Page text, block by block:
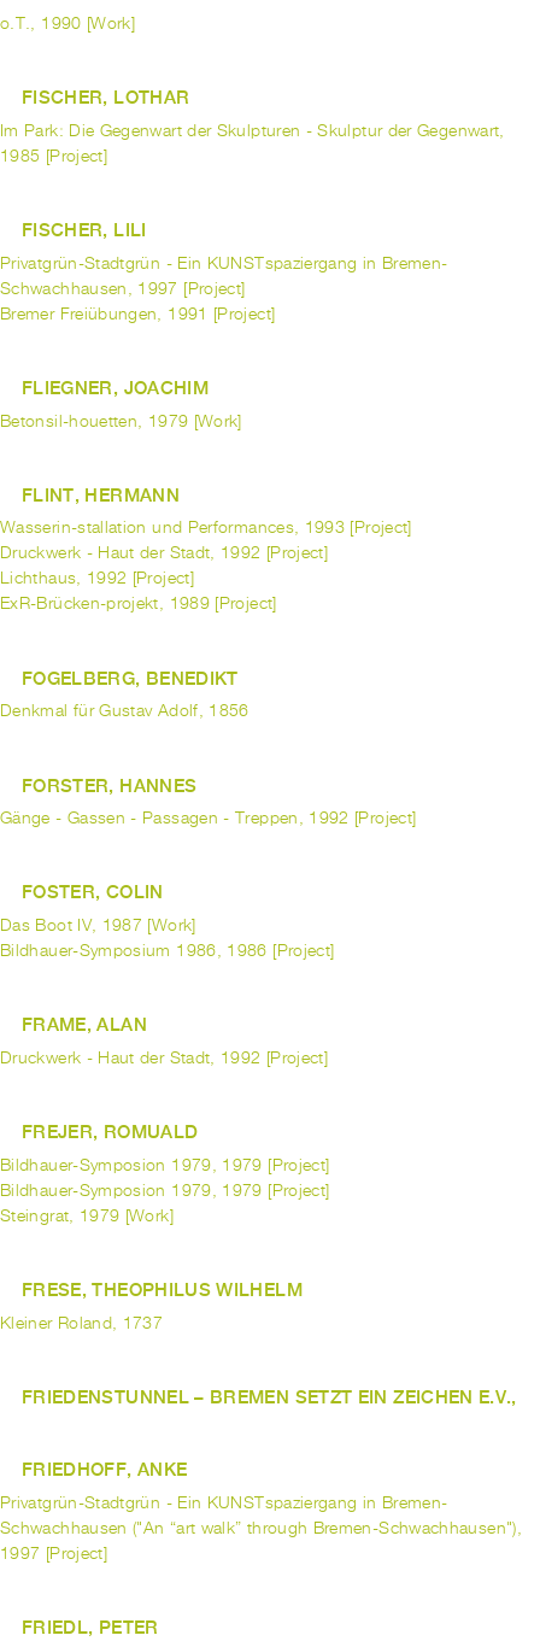
o.T., 1990 [Work]
FISCHER, LOTHAR
Im Park: Die Gegenwart der Skulpturen - Skulptur der Gegenwart,
1985 [Project]
FISCHER, LILI
Privatgrün-Stadtgrün - Ein KUNSTspaziergang in Bremen-
Schwachhausen, 1997 [Project]
Bremer Freiübungen, 1991 [Project]
FLIEGNER, JOACHIM
Betonsil-houetten, 1979 [Work]
FLINT, HERMANN
Wasserin-stallation und Performances, 1993 [Project]
Druckwerk - Haut der Stadt, 1992 [Project]
Lichthaus, 1992 [Project]
ExR-Brücken-projekt, 1989 [Project]
FOGELBERG, BENEDIKT
Denkmal für Gustav Adolf, 1856
FORSTER, HANNES
Gänge - Gassen - Passagen - Treppen, 1992 [Project]
FOSTER, COLIN
Das Boot IV, 1987 [Work]
Bildhauer-Symposium 1986, 1986 [Project]
FRAME, ALAN
Druckwerk - Haut der Stadt, 1992 [Project]
FREJER, ROMUALD
Bildhauer-Symposion 1979, 1979 [Project]
Bildhauer-Symposion 1979, 1979 [Project]
Steingrat, 1979 [Work]
FRESE, THEOPHILUS WILHELM
Kleiner Roland, 1737
FRIEDENSTUNNEL – BREMEN SETZT EIN ZEICHEN E.V.,
FRIEDHOFF, ANKE
Privatgrün-Stadtgrün - Ein KUNSTspaziergang in Bremen-
Schwachhausen ("An “art walk” through Bremen-Schwachhausen"),
1997 [Project]
FRIEDL, PETER